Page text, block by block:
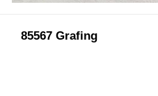
85567 Grafing